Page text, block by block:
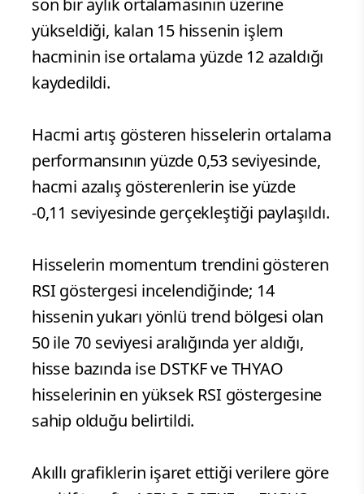
son bir aylık ortalamasının üzerine
yükseldiği, kalan 15 hissenin işlem
hacminin ise ortalama yüzde 12 azaldığı
kaydedildi.
Hacmi artış gösteren hisselerin ortalama
performansının yüzde 0,53 seviyesinde,
hacmi azalış gösterenlerin ise yüzde
-0,11 seviyesinde gerçekleştiği paylaşıldı.
Hisselerin momentum trendini gösteren
RSI göstergesi incelendiğinde; 14
hissenin yukarı yönlü trend bölgesi olan
50 ile 70 seviyesi aralığında yer aldığı,
hisse bazında ise DSTKF ve THYAO
hisselerinin en yüksek RSI göstergesine
sahip olduğu belirtildi.
Akıllı grafiklerin işaret ettiği verilere göre